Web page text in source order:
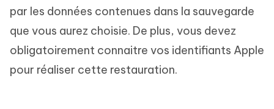
par les données contenues dans la sauvegarde
que vous aurez choisie. De plus, vous devez
obligatoirement connaitre vos identifiants Apple
pour réaliser cette restauration.